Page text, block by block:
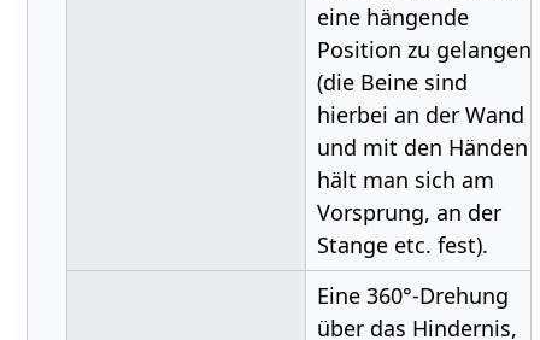
eine hängende
Position zu gelangen
(die Beine sind
hierbei an der Wand
und mit den Händen
hält man sich am
Vorsprung, an der
Stange etc. fest).
Eine 360°-Drehung
über das Hindernis,